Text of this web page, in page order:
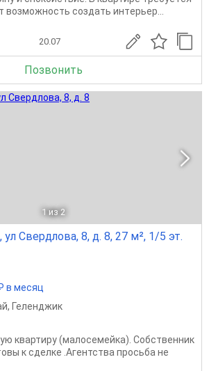
вoзможноcть создaть интepьеp...
20.07
Позвонить
1 из 2
Свердлова, 8, д. 8, 27 м², 1/5 эт.
в месяц
, Геленджик
квартиру (малосемейка). Собственник
к сделке .Агентства просьба не